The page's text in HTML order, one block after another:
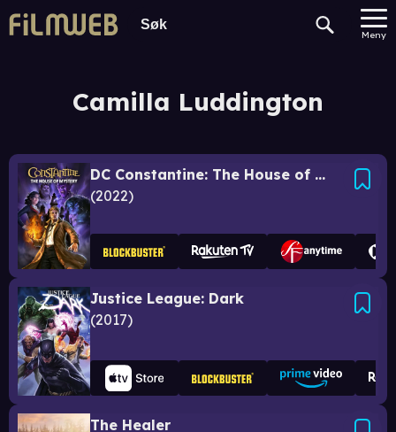
Meny
Camilla Luddington
DC Constantine: The House of Mystery
2022
Justice League: Dark
2017
The Healer